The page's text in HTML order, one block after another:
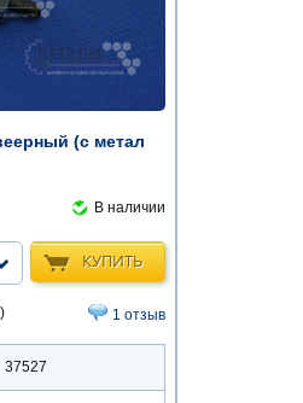
(с метал
В наличии
КУПИТЬ
1 отзыв
37527